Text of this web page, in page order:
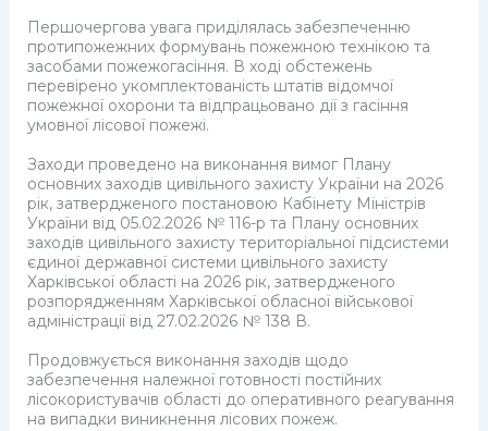
Першочергова увага приділялась забезпеченню
протипожежних формувань пожежною технікою та
засобами пожежогасіння. В ході обстежень
перевірено укомплектованість штатів відомчої
пожежної охорони та відпрацьовано дії з гасіння
умовної лісової пожежі.
Заходи проведено на виконання вимог Плану
основних заходів цивільного захисту України на 2026
рік, затвердженого постановою Кабінету Міністрів
України від 05.02.2026 № 116-р та Плану основних
заходів цивільного захисту територіальної підсистеми
єдиної державної системи цивільного захисту
Харківської області на 2026 рік, затвердженого
розпорядженням Харківської обласної військової
адміністрації від 27.02.2026 № 138 В.
Продовжується виконання заходів щодо
забезпечення належної готовності постійних
лісокористувачів області до оперативного реагування
на випадки виникнення лісових пожеж.